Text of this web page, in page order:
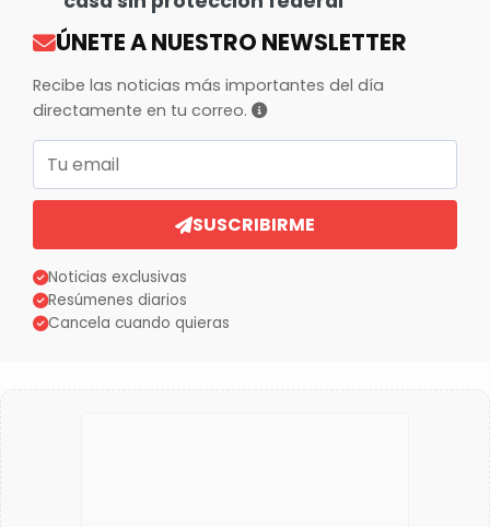
ÚNETE A NUESTRO NEWSLETTER
Recibe las noticias más importantes del día
directamente en tu correo.
Correo electrónico
SUSCRIBIRME
Noticias exclusivas
Resúmenes diarios
Cancela cuando quieras